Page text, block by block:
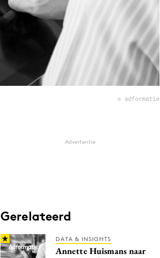
© adformatie
Advertentie
Gerelateerd
DATA & INSIGHTS
Annette Huismans naar